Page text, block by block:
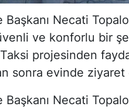
Necati
ve konforlu bir
projesinden
sonra evinde ziyaret
Başkanı Necati